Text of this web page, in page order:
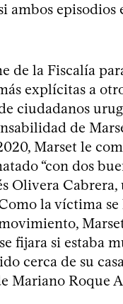
ambos episodios
de la Fiscalía
explícitas a
ciudadanos
de
Marset le
“con dos
Olivera
la víctima
fijara si estaba
cerca de su
Mariano Roque